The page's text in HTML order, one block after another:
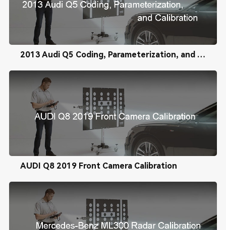
2013 Audi Q5 Coding, Parameterization, and Calibration
AUDI Q8 2019 Front Camera Calibration